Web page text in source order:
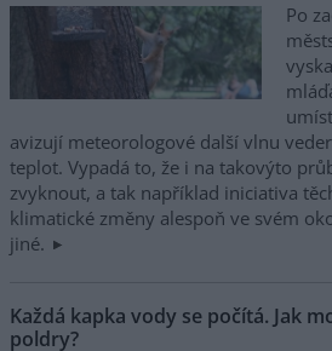
Po
avizují meteorologové další vlnu
teplot. Vypadá to, že i na takovýto
zvyknout, a tak například iniciativa
klimatické změny alespoň ve svém
jiné.
Každá kapka vody se počítá. Jak
poldry?